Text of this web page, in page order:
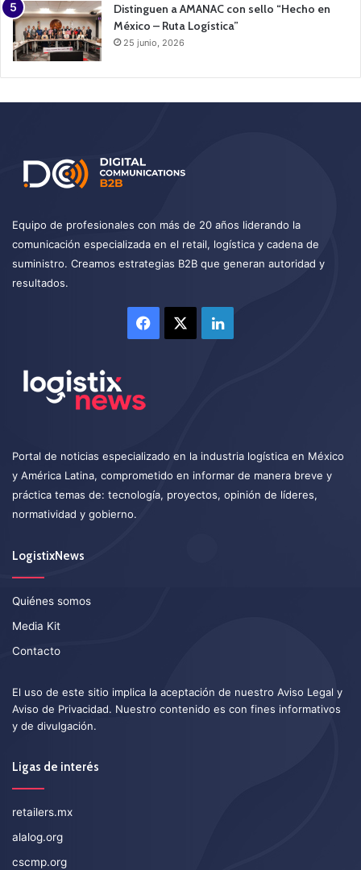
Distinguen a AMANAC con sello “Hecho en
México – Ruta Logística”
25 junio, 2026
Equipo de profesionales con más de 20 años liderando la
comunicación especializada en el retail, logística y cadena de
suministro. Creamos estrategias B2B que generan autoridad y
resultados.
Facebook LinkedIn
Portal de noticias especializado en la industria logística en México
y América Latina, comprometido en informar de manera breve y
práctica temas de: tecnología, proyectos, opinión de líderes,
normatividad y gobierno.
LogistixNews
Quiénes somos
Media Kit
Contacto
El uso de este sitio implica la aceptación de nuestro Aviso Legal y
Aviso de Privacidad. Nuestro contenido es con fines informativos
y de divulgación.
Ligas de interés
retailers.mx
alalog.org
cscmp.org